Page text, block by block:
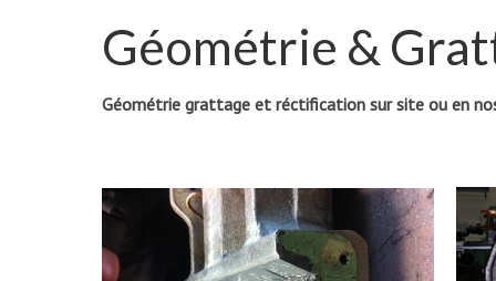
Géométrie &
Géométrie grattage et réctification sur site ou en